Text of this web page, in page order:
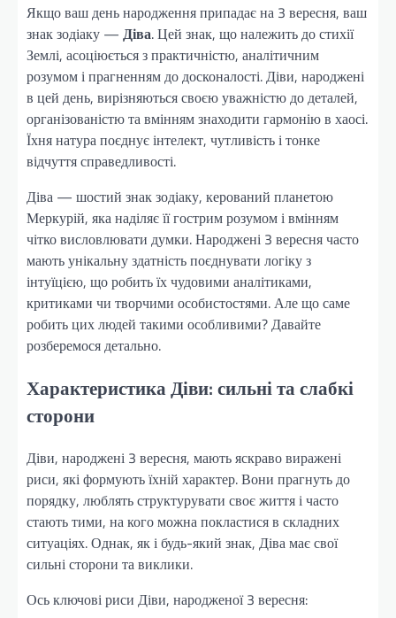
Якщо ваш день народження припадає на 3 вересня, ваш
знак зодіаку — Діва. Цей знак, що належить до стихії
Землі, асоціюється з практичністю, аналітичним
розумом і прагненням до досконалості. Діви, народжені
в цей день, вирізняються своєю уважністю до деталей,
організованістю та вмінням знаходити гармонію в хаосі.
Їхня натура поєднує інтелект, чутливість і тонке
відчуття справедливості.
Діва — шостий знак зодіаку, керований планетою
Меркурій, яка наділяє її гострим розумом і вмінням
чітко висловлювати думки. Народжені 3 вересня часто
мають унікальну здатність поєднувати логіку з
інтуїцією, що робить їх чудовими аналітиками,
критиками чи творчими особистостями. Але що саме
робить цих людей такими особливими? Давайте
розберемося детально.
Характеристика Діви: сильні та слабкі
сторони
Діви, народжені 3 вересня, мають яскраво виражені
риси, які формують їхній характер. Вони прагнуть до
порядку, люблять структурувати своє життя і часто
стають тими, на кого можна покластися в складних
ситуаціях. Однак, як і будь-який знак, Діва має свої
сильні сторони та виклики.
Ось ключові риси Діви, народженої 3 вересня: